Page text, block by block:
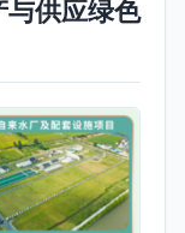
与供应绿色